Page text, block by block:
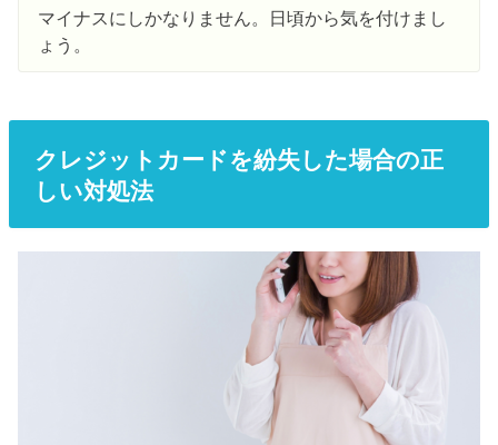
マイナスにしかなりません。日頃から気を付けまし
ょう。
クレジットカードを紛失した場合の正
しい対処法